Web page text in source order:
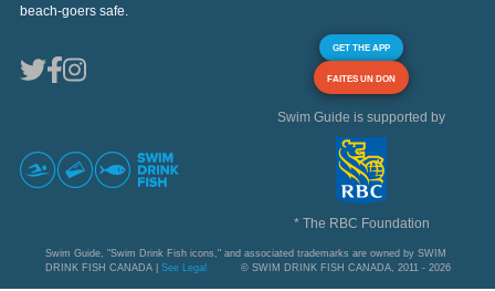
beach-goers safe.
GET THE APP
FAITES UN DON
Swim Guide is supported by
* The RBC Foundation
Swim Guide, "Swim Drink Fish icons," and associated trademarks are owned by SWIM
DRINK FISH CANADA | See Legal © SWIM DRINK FISH CANADA, 2011 - 2026